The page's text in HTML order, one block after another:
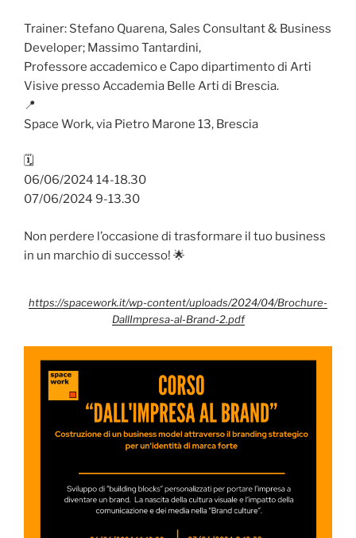
Trainer: Stefano Quarena, Sales Consultant & Business
Developer; Massimo Tantardini,
Professore accademico e Capo dipartimento di Arti
Visive presso Accademia Belle Arti di Brescia.
📍
Space Work, via Pietro Marone 13, Brescia
🗓️
06/06/2024 14-18.30
07/06/2024 9-13.30
Non perdere l’occasione di trasformare il tuo business
in un marchio di successo! 🌟
https://spacework.it/wp-content/uploads/2024/04/Brochure-
DallImpresa-al-Brand-2.pdf